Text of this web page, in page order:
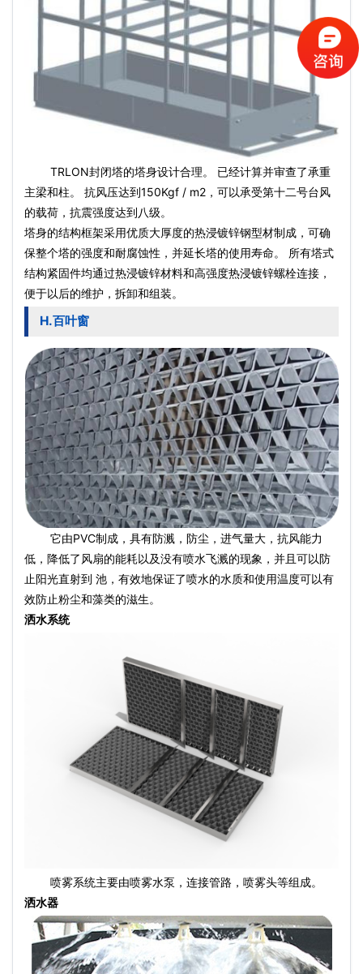
TRLON封闭塔的塔身设计合理。 已经计算并审查了承重
主梁和柱。 抗风压达到150Kgf / m2，可以承受第十二号台风
的载荷，抗震强度达到八级。
塔身的结构框架采用优质大厚度的热浸镀锌钢型材制成，可确
保整个塔的强度和耐腐蚀性，并延长塔的使用寿命。 所有塔式
结构紧固件均通过热浸镀锌材料和高强度热浸镀锌螺栓连接，
便于以后的维护，拆卸和组装。
H.百叶窗
它由PVC制成，具有防溅，防尘，进气量大，抗风能力
低，降低了风扇的能耗以及没有喷水飞溅的现象，并且可以防
止阳光直射到 池，有效地保证了喷水的水质和使用温度可以有
效防止粉尘和藻类的滋生。
洒水系统
喷雾系统主要由喷雾水泵 ，连接管路，喷雾头等组成。
洒水器